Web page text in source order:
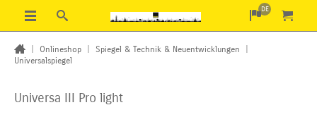
DE
Onlineshop Spiegel & Technik & Neuentwicklungen
Universalspiegel
Universa III Pro light